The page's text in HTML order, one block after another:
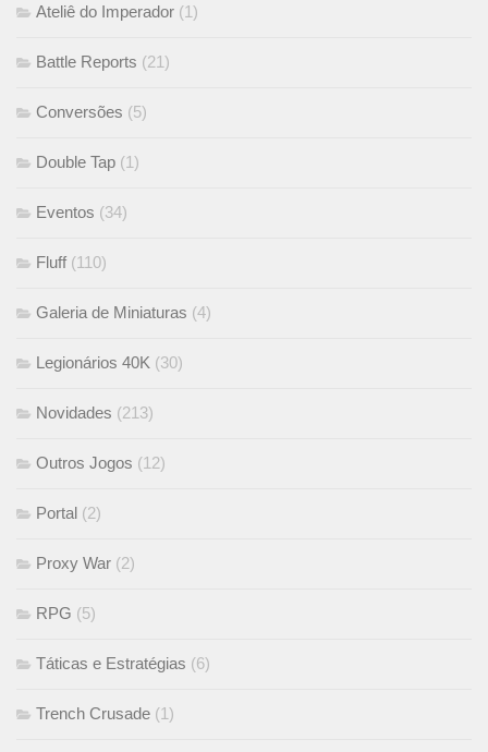
Ateliê do Imperador (1)
Battle Reports (21)
Conversões (5)
Double Tap (1)
Eventos (34)
Fluff (110)
Galeria de Miniaturas (4)
Legionários 40K (30)
Novidades (213)
Outros Jogos (12)
Portal (2)
Proxy War (2)
RPG (5)
Táticas e Estratégias (6)
Trench Crusade (1)